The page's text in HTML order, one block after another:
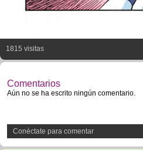
1815 visitas
Comentarios
Aún no se ha escrito ningún comentario.
Conéctate para comentar